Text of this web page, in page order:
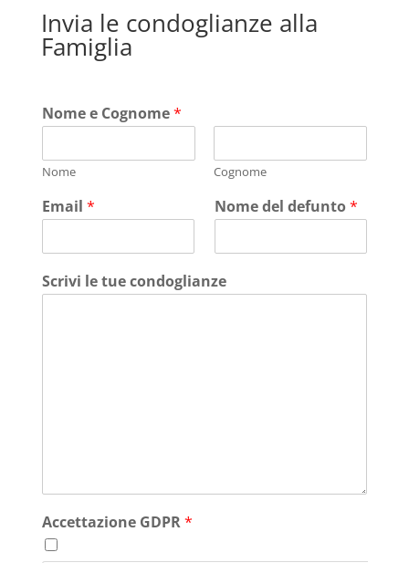
Invia le condoglianze alla
Famiglia
Nome e Cognome*
Nome Cognome
Email * Nome del defunto*
Scrivi le tue condoglianze
Accettazione GDPR*